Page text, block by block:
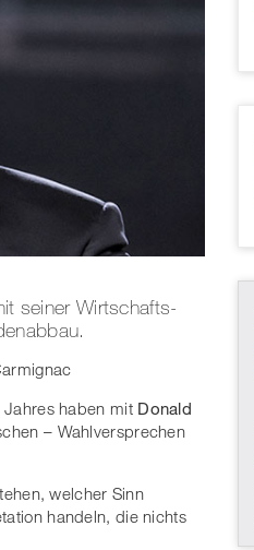
seiner Wirtschafts-
haben mit Donald
– Wahlversprechen
welcher Sinn
handeln, die nichts